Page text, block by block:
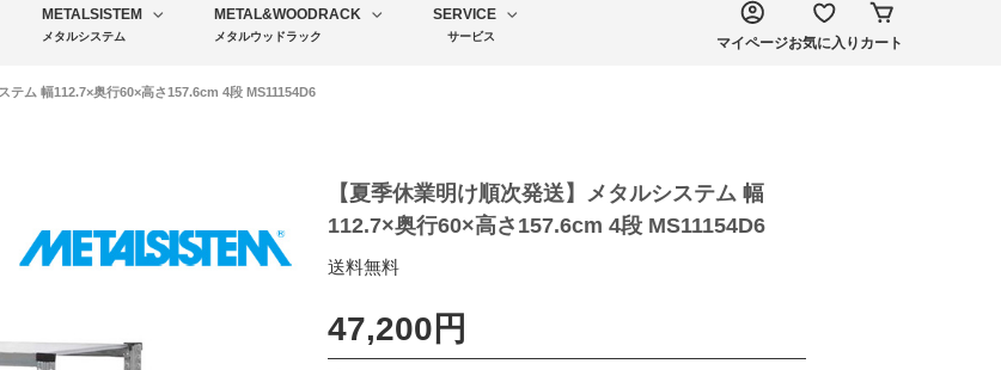
METALSISTEM
メタルシステム
METAL&WOODRACK
メタルウッドラック
SERVICE
サービス マイページお気に入り カート
テム 幅112.7×奥行60×高さ157.6cm 4段 MS11154D6
【夏季休業明け順次発送】メタルシステム 幅
112.7×奥行60×高さ157.6cm 4段 MS11154D6
47,200円
[ 送料込 ]